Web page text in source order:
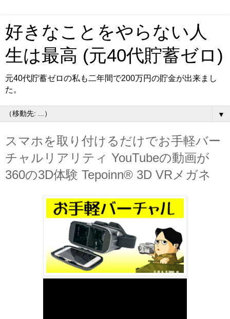
好きなことをやらない人
生は最高 (元40代貯蓄ゼロ)
元40代貯蓄ゼロの私も二年間で200万円の貯金が出来まし
た。
▼
スマホを取り付けるだけでお手軽バー
チャルリアリティ YouTubeの動画が
360の3D体験 Tepoinn® 3D VRメガネ